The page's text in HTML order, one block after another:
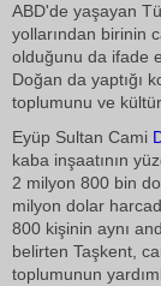
ABD'de yaşayan
yollarından birinin
olduğunu da ifade
Doğan da yaptığı
toplumunu ve
Eyüp Sultan Cami
kaba inşaatının
2 milyon 800 bin
milyon dolar
800 kişinin aynı
belirten Taşkent,
toplumunun